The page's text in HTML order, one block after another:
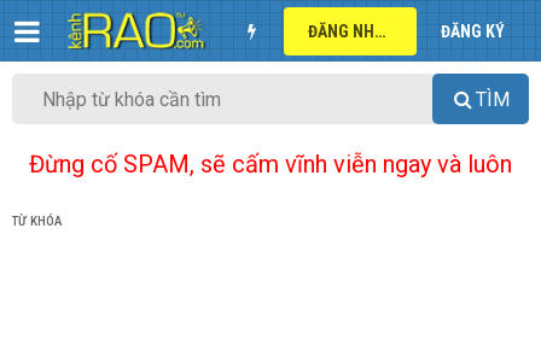
ĐĂNG NHẬP ĐĂNG KÝ
TÌM
Đừng cố SPAM, sẽ cấm vĩnh viễn ngay và luôn
TỪ KHÓA